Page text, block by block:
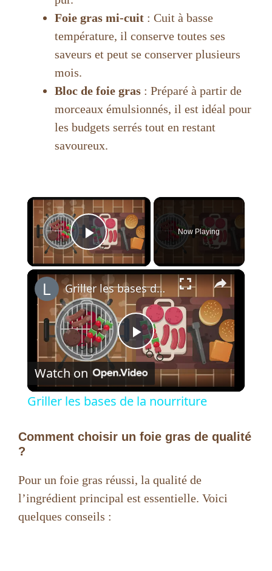
Foie gras mi-cuit : Cuit à basse
température, il conserve toutes ses
saveurs et peut se conserver plusieurs
mois.
Bloc de foie gras : Préparé à partir de
morceaux émulsionnés, il est idéal pour
les budgets serrés tout en restant
savoureux.
×
Play Video
Now Playing
×
P
l
V
Griller les bases de la nourriture
Watch on
Griller les bases de la nourriture
Comment choisir un foie gras de qualité
?
Pour un foie gras réussi, la qualité de
l’ingrédient principal est essentielle. Voici
quelques conseils :